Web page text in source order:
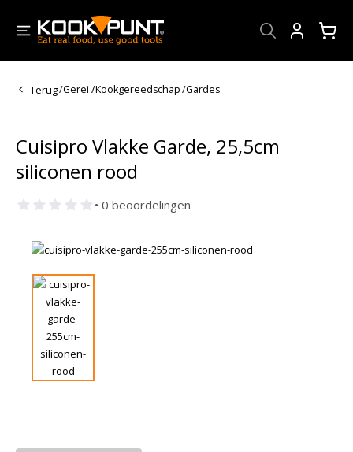
Terug/Gerei /Kookgereedschap/Gardes
Cuisipro Vlakke Garde, 25,5cm
siliconen rood
• 0 beoordelingen